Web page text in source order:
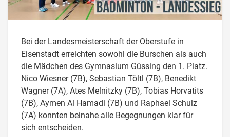
Bei der Landesmeisterschaft der Oberstufe in
Eisenstadt erreichten sowohl die Burschen als auch
die Mädchen des Gymnasium Güssing den 1. Platz.
Nico Wiesner (7B), Sebastian Töltl (7B), Benedikt
Wagner (7A), Ates Melnitzky (7B), Tobias Horvatits
(7B), Aymen Al Hamadi (7B) und Raphael Schulz
(7A) konnten beinahe alle Begegnungen klar für
sich entscheiden.